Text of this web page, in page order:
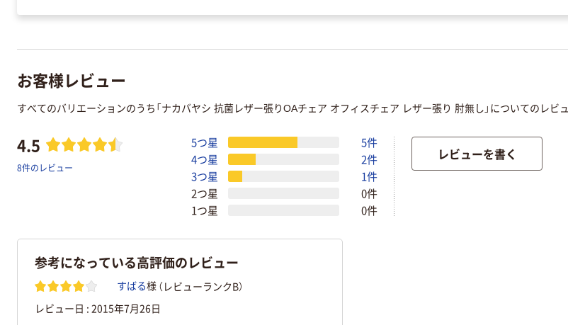
お客様レビュー
すべてのバリエーションのうち「ナカバヤシ 抗菌レザー張りOAチェア オフィスチェア レザー張り 肘無し」についてのレビ
4.5
8件のレビュー
5つ星
5件
4つ星
2件
3つ星
1件
2つ星
0件
1つ星
0件
レビューを書く
参考になっている高評価のレビュー
すばる様 （レビューランクB）
レビュー日 : 2015年7月26日